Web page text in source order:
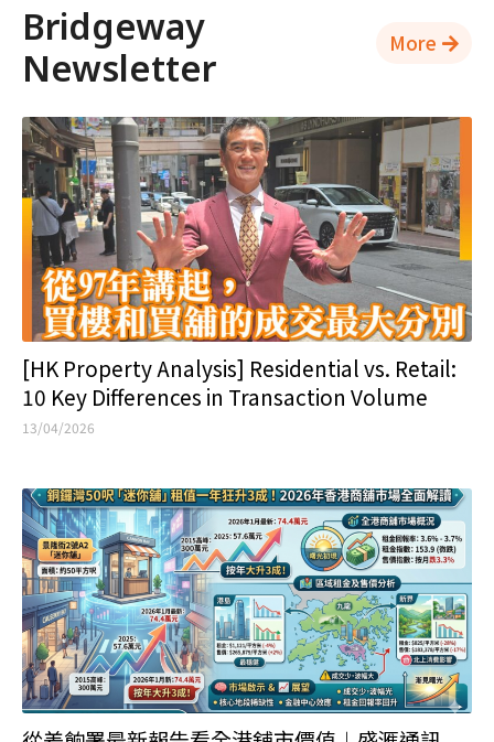
Bridgeway
Newsletter
More
[HK Property Analysis] Residential vs. Retail:
10 Key Differences in Transaction Volume
13/04/2026